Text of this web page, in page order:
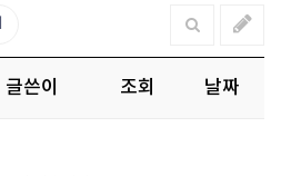
글쓴이 조회 날짜